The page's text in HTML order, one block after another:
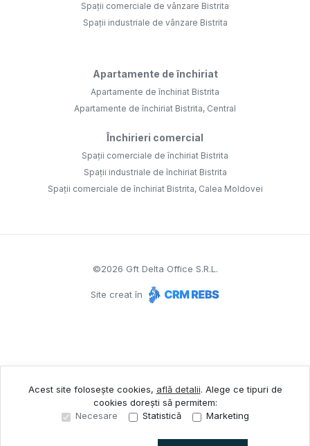
Spații comerciale de vânzare Bistrita
Spații industriale de vânzare Bistrita
Apartamente de închiriat
Apartamente de închiriat Bistrita
Apartamente de închiriat Bistrita, Central
Închirieri comercial
Spații comerciale de închiriat Bistrita
Spații industriale de închiriat Bistrita
Spații comerciale de închiriat Bistrita, Calea Moldovei
©2026 Gft Delta Office S.R.L.
Site creat în
Acest site folosește cookies, află detalii. Alege ce tipuri de
cookies dorești să permitem:
Necesare
Statistică Marketing